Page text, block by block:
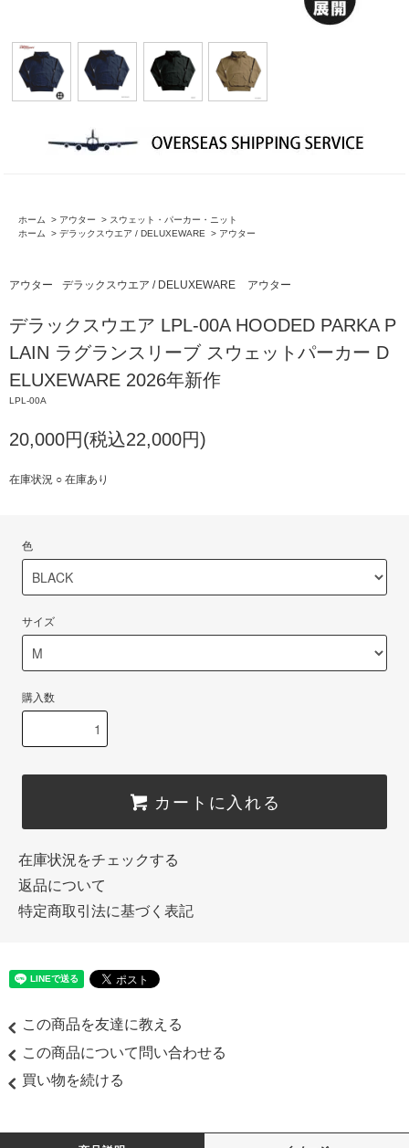
ホーム > アウター > スウェット・パーカー・ニット
ホーム
> デラックスウエア / DELUXEWARE > アウター
アウター デラックスウエア / DELUXEWARE アウター
デラックスウエア LPL-00A HOODED PARKA P
LAIN ラグランスリーブ スウェットパーカー D
ELUXEWARE 2026年新作
LPL-00A
20,000円(税込22,000円)
在庫状況 ○ 在庫あり
色
サイズ
購入数
カートに入れる
在庫状況をチェックする
返品について
特定商取引法に基づく表記
この商品を友達に教える
この商品について問い合わせる
買い物を続ける